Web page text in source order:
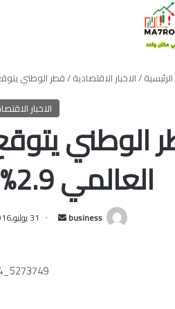
الرئيسية/الاخبار الاقتصادية/قطر الوطني يتوقع
الاخبار
الوطني
العالمي 2.9% في 2016
business
أرسل 31 يوليو,2016